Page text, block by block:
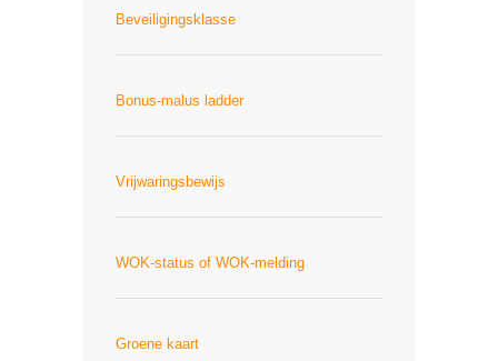
Beveiligingsklasse
Bonus-malus ladder
Vrijwaringsbewijs
WOK-status of WOK-melding
Groene kaart